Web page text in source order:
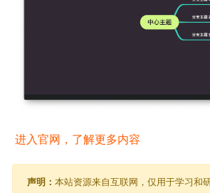
进入官网，了解更多内容
声明： 本站资源来自互联网，仅用于学习和